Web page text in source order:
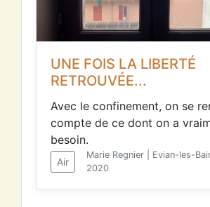
UNE FOIS LA LIBERTÉ
RETROUVÉE...
Avec le confinement, on se
compte de ce dont on a
besoin.
Air
Marie Regnier | Evian-les-
2020